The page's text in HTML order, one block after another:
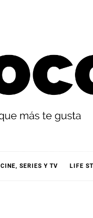
CINE, SERIES Y TV LIFE